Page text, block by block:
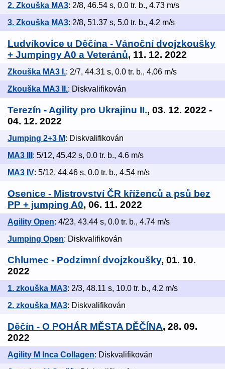
2. Zkouška MA3: 2/8, 46.54 s, 0.0 tr. b., 4.73 m/s
3. Zkouška MA3: 2/8, 51.37 s, 5.0 tr. b., 4.2 m/s
Ludvíkovice u Děčína - Vánoční dvojzkoušky
+ Jumpingy A0 a Veteránů, 11. 12. 2022
Zkouška MA3 I.: 2/7, 44.31 s, 0.0 tr. b., 4.06 m/s
Zkouška MA3 II.: Diskvalifikován
Terezín - Agility pro Ukrajinu II., 03. 12. 2022 -
04. 12. 2022
Jumping 2+3 M: Diskvalifikován
MA3 III : 5/12, 45.42 s, 0.0 tr. b., 4.6 m/s
MA3 IV: 5/12, 44.46 s, 0.0 tr. b., 4.54 m/s
Osenice - Mistrovství ČR kříženců a psů bez
PP + jumping A0, 06. 11. 2022
Agility Open: 4/23, 43.44 s, 0.0 tr. b., 4.74 m/s
Jumping Open: Diskvalifikován
Chlumec - Podzimní dvojzkoušky, 01. 10.
2022
1. zkouška MA3: 2/3, 48.11 s, 10.0 tr. b., 4.2 m/s
2. zkouška MA3: Diskvalifikován
Děčín - O POHÁR MĚSTA DĚČÍNA, 28. 09.
2022
Agility M Inca Collagen: Diskvalifikován